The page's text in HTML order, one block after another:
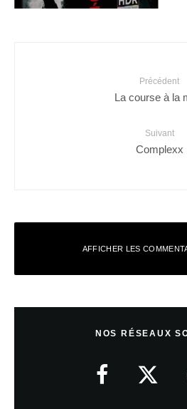
Précédent
La course à la
Suivant
Complexx
AFFICHER LES
9 octobre 2008 à 20 h 07 min
elle est chouette cette série, la
plus intéressant que Buffy contre les
NOS RÉSEAUX